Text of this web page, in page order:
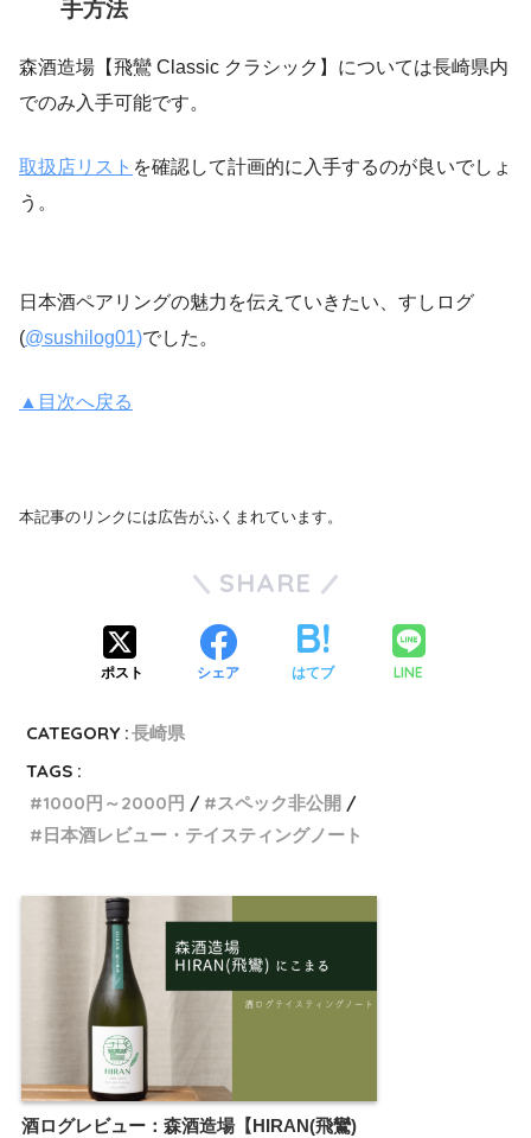
手方法
森酒造場【飛鸞 Classic クラシック】については長崎県内
でのみ入手可能です。
取扱店リスト を確認して計画的に入手するのが良いでしょ
う。
日本酒ペアリングの魅力を伝えていきたい、すしログ
(@sushilog01)でした。
▲目次へ戻る
本記事のリンクには広告がふくまれています。
SHARE
ポスト シェア はてブ LINE
CATEGORY :長崎県
TAGS :
1000円～2000円
スペック非公開
日本酒レビュー・テイスティングノート
酒ログレビュー：森酒造場【HIRAN(飛鸞)